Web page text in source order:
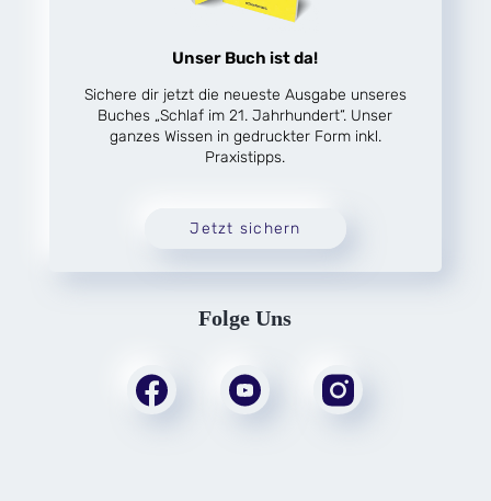
Unser Buch ist da!
Sichere dir jetzt die neueste Ausgabe unseres
Buches „Schlaf im 21. Jahrhundert“. Unser
ganzes Wissen in gedruckter Form inkl.
Praxistipps.
Jetzt sichern
Folge Uns